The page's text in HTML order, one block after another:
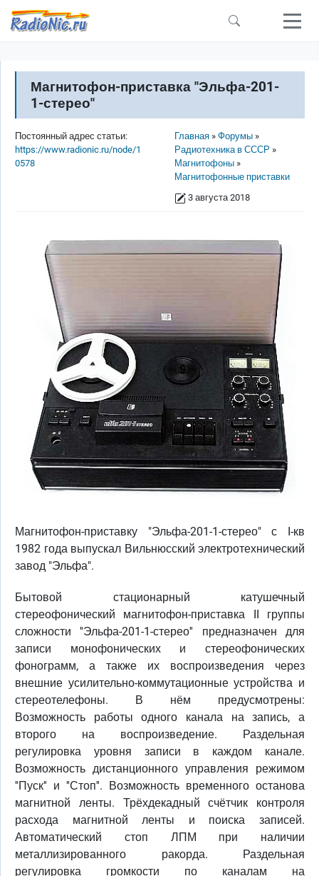
Перейти к основному содержанию
Магнитофон-приставка "Эльфа-201-
1-стерео"
Строка навигации
Главная
Форумы
Радиотехника в СССР
Магнитофоны
Магнитофонные приставки
3 августа 2018
Постоянный адрес статьи:
https://www.radionic.ru/node/1
0578
Магнитофон-приставку "Эльфа-201-1-стерео" с I-кв
1982 года выпускал Вильнюсский электротехнический
завод "Эльфа".
Бытовой стационарный катушечный
стереофонический магнитофон-приставка II группы
сложности ''Эльфа-201-1-стерео'' предназначен для
записи монофонических и стереофонических
фонограмм, а также их воспроизведения через
внешние усилительно-коммутационные устройства и
стереотелефоны. В нём предусмотрены:
Возможность работы одного канала на запись, а
второго на воспроизведение. Раздельная
регулировка уровня записи в каждом канале.
Возможность дистанционного управления режимом
''Пуск'' и ''Стоп''. Возможность временного останова
магнитной ленты. Трёхдекадный счётчик контроля
расхода магнитной ленты и поиска записей.
Автоматический стоп ЛПМ при наличии
металлизированного ракорда. Раздельная
регулировка громкости по каналам на